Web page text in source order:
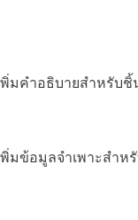
พิ่มคำอธิบายสำหรับ
พิ่มข้อมูลจำเพาะสำ